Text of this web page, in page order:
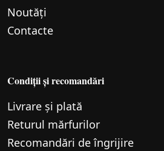
Noutăți
Contacte
Condiții și recomandări
Livrare și plată
Returul mărfurilor
Recomandări de îngrijire